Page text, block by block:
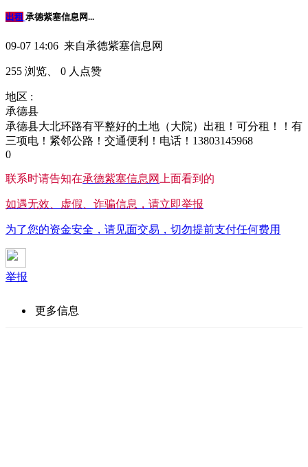
出租 承德紫塞信息网...
09-07 14:06 来自承德紫塞信息网
255 浏览、 0 人点赞
地区 :
承德县
承德县大北环路有平整好的土地（大院）出租！可分租！！有
三项电！紧邻公路！交通便利！电话！13803145968
0
联系时请告知在承德紫塞信息网 上面看到的
如遇无效、虚假、诈骗信息，请立即举报
为了您的资金安全，请见面交易，切勿提前支付任何费用
举报
更多信息